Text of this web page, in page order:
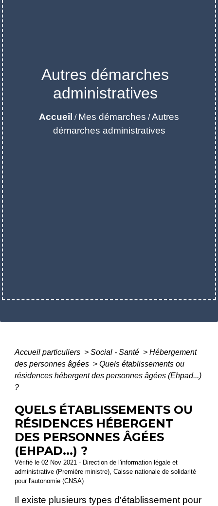
Autres démarches
administratives
Accueil / Mes démarches /Autres
démarches administratives
Accueil particuliers > Social - Santé > Hébergement
des personnes âgées > Quels établissements ou
résidences hébergent des personnes âgées (Ehpad...)
?
QUELS ÉTABLISSEMENTS OU
RÉSIDENCES HÉBERGENT
DES PERSONNES ÂGÉES
(EHPAD...) ?
Vérifié le 02 Nov 2021 - Direction de l'information légale et
administrative (Première ministre), Caisse nationale de solidarité
pour l'autonomie (CNSA)
Il existe plusieurs types d'établissement pour